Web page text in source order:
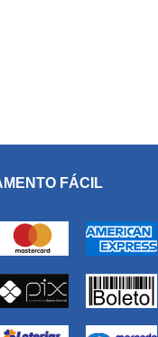
FÁCIL